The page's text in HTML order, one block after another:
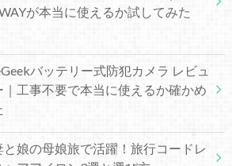
が本当に使えるか試してみた
バッテリー式防犯カメラ レビュ
｜工事不要で本当に使えるか確かめ
と娘の母娘旅で活躍！旅行コードレ